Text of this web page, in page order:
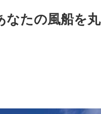
なたの風船を丸